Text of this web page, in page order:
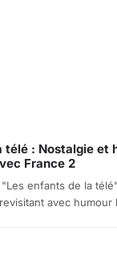
télé : Nostalgie et
France 2
enfants de la
avec humour